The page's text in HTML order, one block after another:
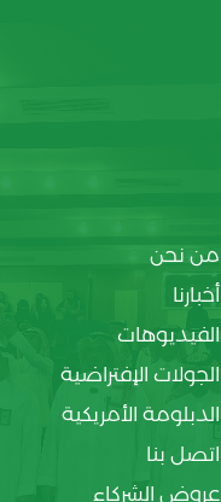
من نحن
أخبارنا
الفيديوهات
الجولات الإفتراضية
الدبلومة الأمريكية
اتصل بنا
عروض الشركاء